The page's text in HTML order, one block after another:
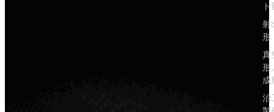
射
形
真
形
成
治